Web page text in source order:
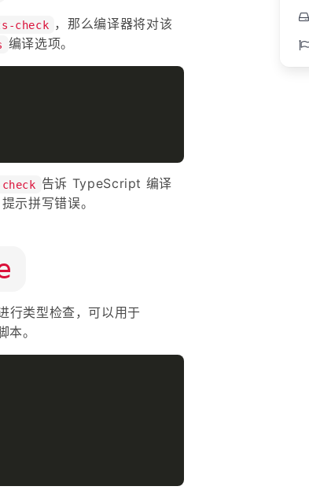
check ，那么编译器将对该
编译选项。
告诉 TypeScript 编译
示拼写错误。
行类型检查，可以用于
。